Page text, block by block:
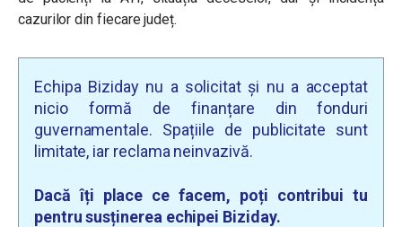
cazurilor din fiecare județ.
Echipa Biziday nu a solicitat și nu a acceptat
nicio formă de finanțare din fonduri
guvernamentale. Spațiile de publicitate sunt
limitate, iar reclama neinvazivă.
Dacă îți place ce facem, poți contribui tu
pentru susținerea echipei Biziday.